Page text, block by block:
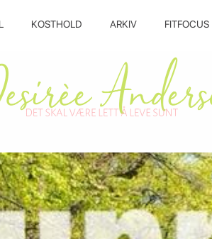
KOSTHOLD ARKIV FITFOCUS